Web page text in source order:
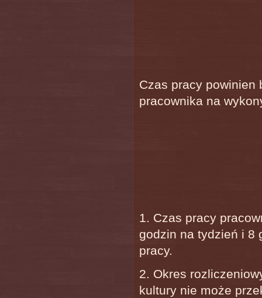
Czas pracy powinien
pracownika na
1. Czas pracy
godzin na tydzień i 8
pracy.
2. Okres
kultury nie może